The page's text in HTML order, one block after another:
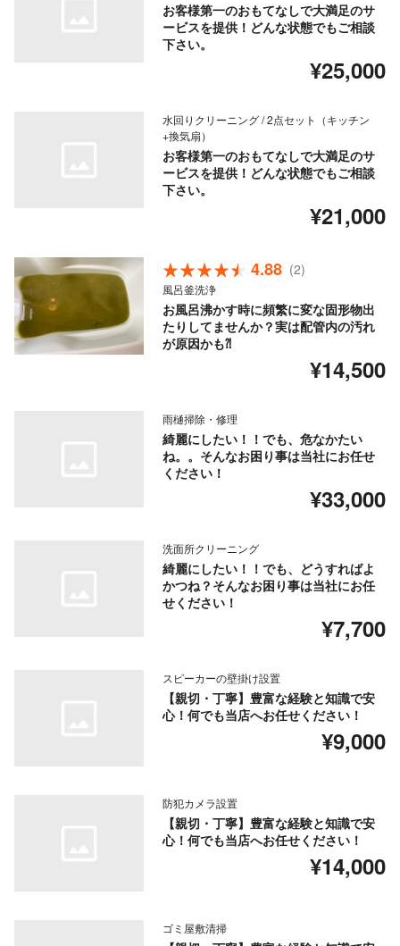
お客様第一のおもてなしで大満足のサ
ービスを提供！どんな状態でもご相談
下さい。
¥25,000
水回りクリーニング / 2点セット（キッチン
+換気扇）
お客様第一のおもてなしで大満足のサ
ービスを提供！どんな状態でもご相談
下さい。
¥21,000
4.88 (2)
風呂釜洗浄
お風呂沸かす時に頻繁に変な固形物出
たりしてませんか？実は配管内の汚れ
が原因かも⁈
¥14,500
雨樋掃除・修理
綺麗にしたい！！でも、危なかたい
ね。。そんなお困り事は当社にお任せ
ください！
¥33,000
洗面所クリーニング
綺麗にしたい！！でも、どうすればよ
かつね？そんなお困り事は当社にお任
せください！
¥7,700
スピーカーの壁掛け設置
【親切・丁寧】豊富な経験と知識で安
心！何でも当店へお任せください！
¥9,000
防犯カメラ設置
【親切・丁寧】豊富な経験と知識で安
心！何でも当店へお任せください！
¥14,000
ゴミ屋敷清掃